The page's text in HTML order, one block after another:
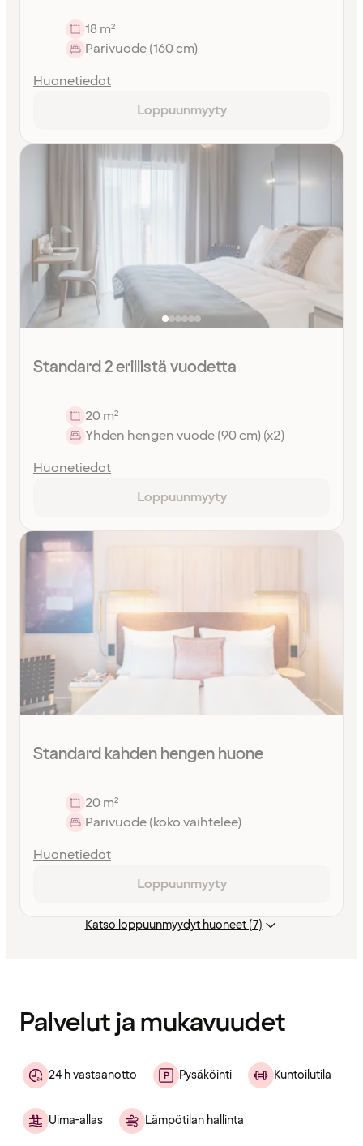
18 m²
Parivuode (160 cm)
Huonetiedot
Loppuunmyyty
Standard 2 erillistä vuodetta
20 m²
Yhden hengen vuode (90 cm) (x2)
Huonetiedot
Loppuunmyyty
Standard kahden hengen huone
20 m²
Parivuode (koko vaihtelee)
Huonetiedot
Loppuunmyyty
Katso loppuunmyydyt huoneet (7)
Palvelut ja mukavuudet
24 h vastaanotto Pysäköinti Kuntoilutila
Uima-allas Lämpötilan hallinta